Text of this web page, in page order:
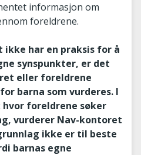
informasjon om
foreldrene.
ikke har en praksis for å
synspunkter, er det
eller foreldrene
barna som vurderes. I
foreldrene søker
vurderer Nav-kontoret
ikke er til beste
barnas egne